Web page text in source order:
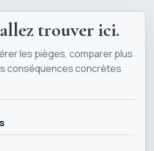
trouver ici.
les pièges, comparer plus
conséquences concrètes